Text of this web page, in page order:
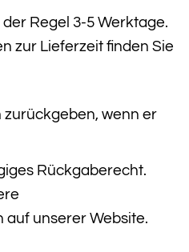
Regel 3-5 Werktage.
zur Lieferzeit finden Sie
zurückgeben, wenn er
Rückgaberecht.
auf unserer Website.